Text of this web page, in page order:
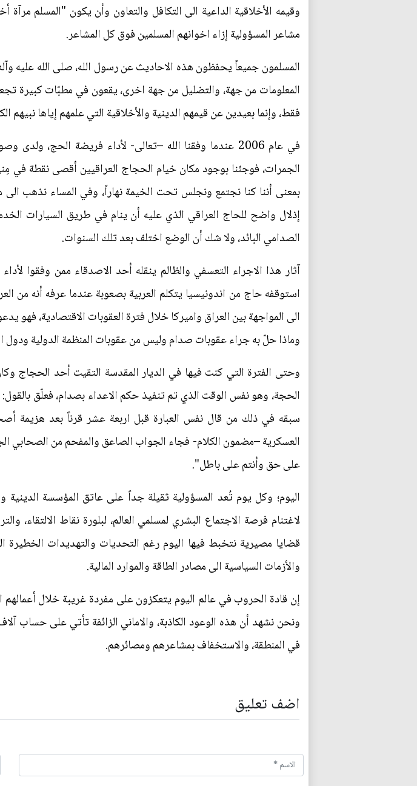
وقيمه الأخلاقية الداعية الى التكافل والتعاون وأن يكون "المسلم
مشاعر المسؤولية إزاء اخوانهم المسلمين فوق كل المشاعر.
المسلمون جميعاً يحفظون هذه الاحاديث عن رسول الله، صلى الله عليه
المعلومات من جهة، والتضليل من جهة اخرى، يقعون في مطبّات كبيرة
فقط، وإنما بعيدين عن قيمهم الدينية والأخلاقية التي علمهم إياها نبيهم
في عام 2006 عندما وفقنا الله –تعالى- لأداء فريضة الحج،
الجمرات، فوجئنا بوجود مكان خيام الحجاج العراقيين أقصى نقطة في
بمعنى أننا كنا نجتمع ونجلس تحت الخيمة نهاراً، وفي المساء نذهب
إذلال واضح للحاج العراقي الذي عليه أن ينام في طريق السيارات
الصدامي البائد، ولا شك أن الوضع اختلف بعد تلك السنوات.
آثار هذا الاجراء التعسفي والظالم ينقله أحد الاصدقاء ممن
استوقفه حاج من اندونيسيا يتكلم العربية بصعوبة عندما عرفه أنه
الى المواجهة بين العراق واميركا خلال فترة العقوبات الاقتصادية،
وماذا حلّ به جراء عقوبات صدام وليس من عقوبات المنظمة الدولية ودول
وحتى الفترة التي كنت فيها في الديار المقدسة التقيت أحد الحجاج
الحجة، وهو نفس الوقت الذي تم تنفيذ حكم الاعداء بصدام، فعلّق
سبقه في ذلك من قال نفس العبارة قبل اربعة عشر قرناً بعد هزيمة
العسكرية –مضمون الكلام- فجاء الجواب الصاعق والمفحم من الصحابي
على حق وأنتم على باطل".
اليوم؛ وكل يوم تُعد المسؤولية ثقيلة جداً على عاتق المؤسسة
لاغتنام فرصة الاجتماع البشري لمسلمي العالم، لبلورة نقاط
قضايا مصيرية نتخبط فيها اليوم رغم التحديات والتهديدات
والأزمات السياسية الى مصادر الطاقة والموارد المالية.
إن قادة الحروب في عالم اليوم يتعكزون على مفردة غريبة خلال
ونحن نشهد أن هذه الوعود الكاذبة، والاماني الزائفة تأتي على حساب
في المنطقة، والاستخفاف بمشاعرهم ومصائرهم.
اضف تعليق